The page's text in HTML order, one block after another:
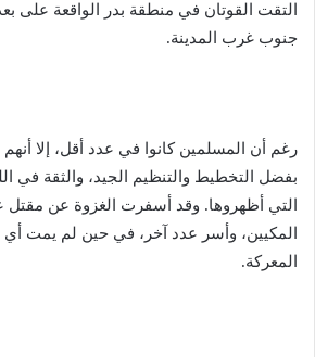
جنوب غرب المدينة.
رغم أن المسلمين كانوا في عدد أقل، إلا
بفضل التخطيط والتنظيم الجيد، والثقة في
التي أظهروها. وقد أسفرت الغزوة عن مقتل
المكيين، وأسر عدد آخر، في حين لم يمت
المعركة.